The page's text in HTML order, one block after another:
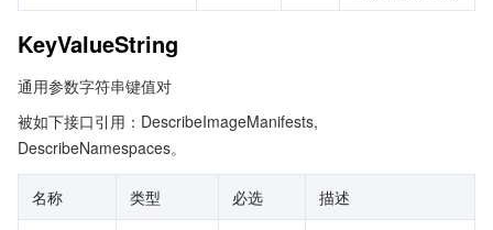
KeyValueString
通用参数字符串键值对
被如下接口引用：DescribeImageManifests,
DescribeNamespaces。
名称 类型 必选 描述